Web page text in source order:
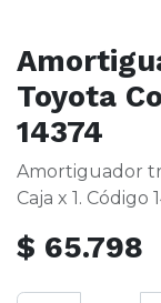
Toyota
14374
Amortiguador
Caja x 1.
$ 65.798